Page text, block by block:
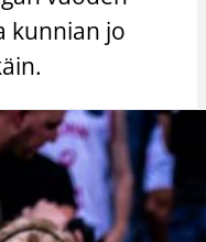
kunnian jo